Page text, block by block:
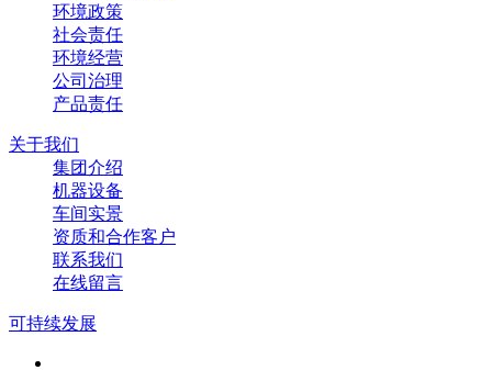
环境政策
社会责任
环境经营
公司治理
产品责任
关于我们
集团介绍
机器设备
车间实景
资质和合作客户
联系我们
在线留言
可持续发展